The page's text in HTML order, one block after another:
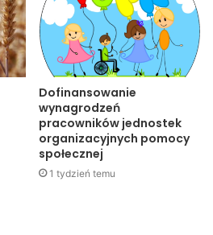
Dofinansowanie
wynagrodzeń
pracowników jednostek
organizacyjnych pomocy
społecznej
1 tydzień temu